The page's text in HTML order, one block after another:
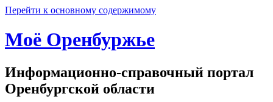
Перейти к основному содержимому
Моё Оренбуржье
Информационно-справочный портал
Оренбургской области